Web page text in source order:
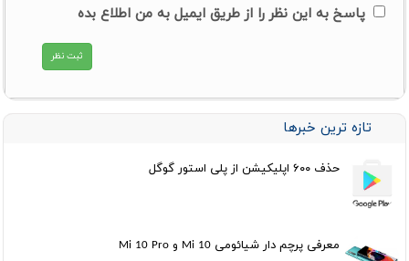
پاسخ به این نظر را از طریق ایمیل به من اطلاع بده
تازه ترین خبرها
حذف ۶۰۰ اپلیکیشن از پلی استور گوگل
معرفی پرچم دار شیائومی Mi 10 و Mi 10 Pro